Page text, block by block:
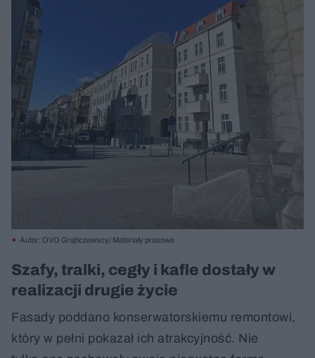
Autor: OVO Grąbczewscy/ Materiały prasowe
Szafy, tralki, cegły i kafle dostały w
realizacji drugie życie
Fasady poddano konserwatorskiemu remontowi,
który w pełni pokazał ich atrakcyjność. Nie